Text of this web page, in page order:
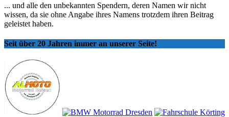
... und alle den unbekannten Spendern, deren Namen wir nicht
wissen, da sie ohne Angabe ihres Namens trotzdem ihren Beitrag
geleistet haben.
Seit über 20 Jahren immer an unserer Seite!